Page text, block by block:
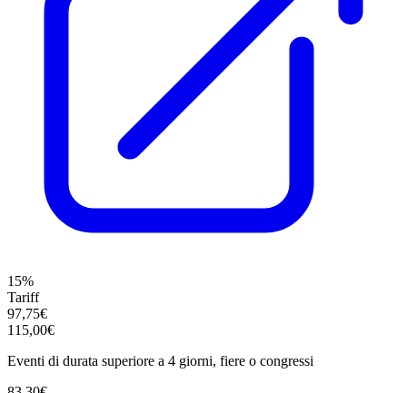
15%
Tariff
97,75€
115,00€
Eventi di durata superiore a 4 giorni, fiere o congressi